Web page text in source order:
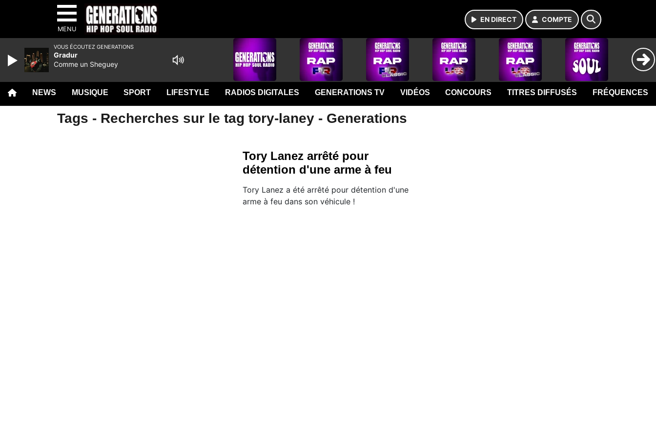
MENU
EN DIRECT COMPTE
NEWS MUSIQUE SPORT LIFESTYLE RADIOS DIGITALES GENERATIONS TV VIDÉOS CONCOURS TITRES DIFFUSÉS FRÉQUENCES
Tags - Recherches sur le tag tory-laney - Generations
Tory Lanez arrêté pour
détention d'une arme à feu
Tory Lanez a été arrêté pour détention d'une
arme à feu dans son véhicule !
VOUS ÉCOUTEZ GENERATIONS
Gradur
Comme un Sheguey